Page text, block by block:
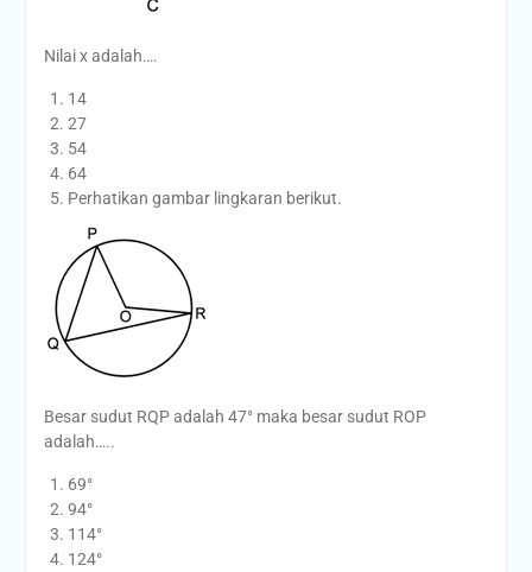
Nilai x adalah….
14
27
54
64
Perhatikan gambar lingkaran berikut.
Besar sudut RQP adalah 47° maka besar sudut ROP
adalah…..
69°
94°
114°
124°